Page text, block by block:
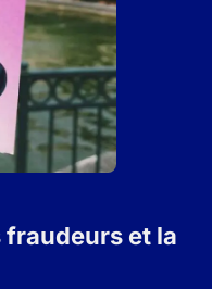
et la